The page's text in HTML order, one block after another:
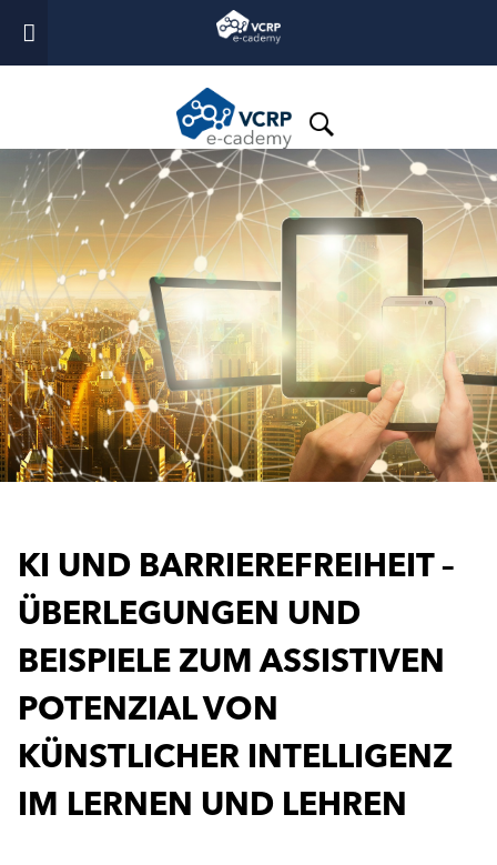
KI UND BARRIEREFREIHEIT –
ÜBERLEGUNGEN UND
BEISPIELE ZUM ASSISTIVEN
POTENZIAL VON
KÜNSTLICHER INTELLIGENZ
IM LERNEN UND LEHREN